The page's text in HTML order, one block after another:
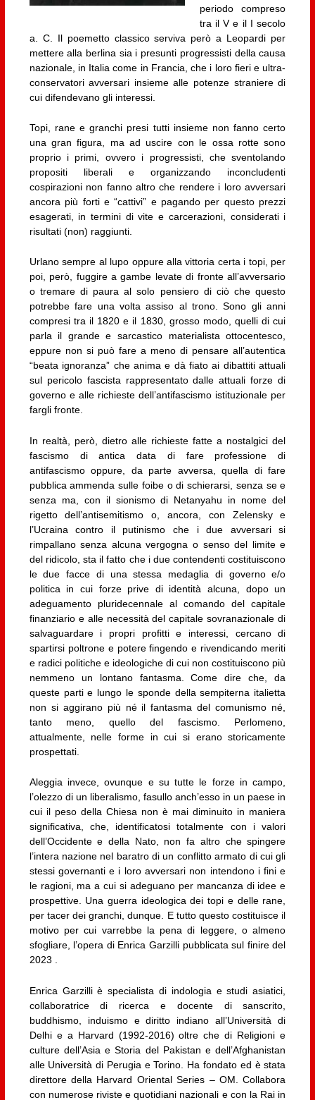
periodo compreso
tra il V e il I secolo
a. C. Il poemetto classico serviva però a Leopardi per
mettere alla berlina sia i presunti progressisti della causa
nazionale, in Italia come in Francia, che i loro fieri e ultra-
conservatori avversari insieme alle potenze straniere di
cui difendevano gli interessi.
Topi, rane e granchi presi tutti insieme non fanno certo
una gran figura, ma ad uscire con le ossa rotte sono
proprio i primi, ovvero i progressisti, che sventolando
propositi liberali e organizzando inconcludenti
cospirazioni non fanno altro che rendere i loro avversari
ancora più forti e “cattivi” e pagando per questo prezzi
esagerati, in termini di vite e carcerazioni, considerati i
risultati (non) raggiunti.
Urlano sempre al lupo oppure alla vittoria certa i topi, per
poi, però, fuggire a gambe levate di fronte all’avversario
o tremare di paura al solo pensiero di ciò che questo
potrebbe fare una volta assiso al trono. Sono gli anni
compresi tra il 1820 e il 1830, grosso modo, quelli di cui
parla il grande e sarcastico materialista ottocentesco,
eppure non si può fare a meno di pensare all’autentica
“beata ignoranza” che anima e dà fiato ai dibattiti attuali
sul pericolo fascista rappresentato dalle attuali forze di
governo e alle richieste dell’antifascismo istituzionale per
fargli fronte.
In realtà, però, dietro alle richieste fatte a nostalgici del
fascismo di antica data di fare professione di
antifascismo oppure, da parte avversa, quella di fare
pubblica ammenda sulle foibe o di schierarsi, senza se e
senza ma, con il sionismo di Netanyahu in nome del
rigetto dell’antisemitismo o, ancora, con Zelensky e
l’Ucraina contro il putinismo che i due avversari si
rimpallano senza alcuna vergogna o senso del limite e
del ridicolo, sta il fatto che i due contendenti costituiscono
le due facce di una stessa medaglia di governo e/o
politica in cui forze prive di identità alcuna, dopo un
adeguamento pluridecennale al comando del capitale
finanziario e alle necessità del capitale sovranazionale di
salvaguardare i propri profitti e interessi, cercano di
spartirsi poltrone e potere fingendo e rivendicando meriti
e radici politiche e ideologiche di cui non costituiscono più
nemmeno un lontano fantasma. Come dire che, da
queste parti e lungo le sponde della sempiterna italietta
non si aggirano più né il fantasma del comunismo né,
tanto meno, quello del fascismo. Perlomeno,
attualmente, nelle forme in cui si erano storicamente
prospettati.
Aleggia invece, ovunque e su tutte le forze in campo,
l’olezzo di un liberalismo, fasullo anch’esso in un paese in
cui il peso della Chiesa non è mai diminuito in maniera
significativa, che, identificatosi totalmente con i valori
dell’Occidente e della Nato, non fa altro che spingere
l’intera nazione nel baratro di un conflitto armato di cui gli
stessi governanti e i loro avversari non intendono i fini e
le ragioni, ma a cui si adeguano per mancanza di idee e
prospettive. Una guerra ideologica dei topi e delle rane,
per tacer dei granchi, dunque. E tutto questo costituisce il
motivo per cui varrebbe la pena di leggere, o almeno
sfogliare, l’opera di Enrica Garzilli pubblicata sul finire del
2023 .
Enrica Garzilli è specialista di indologia e studi asiatici,
collaboratrice di ricerca e docente di sanscrito,
buddhismo, induismo e diritto indiano all’Università di
Delhi e a Harvard (1992-2016) oltre che di Religioni e
culture dell’Asia e Storia del Pakistan e dell’Afghanistan
alle Università di Perugia e Torino. Ha fondato ed è stata
direttore della Harvard Oriental Series – OM. Collabora
con numerose riviste e quotidiani nazionali e con la Rai in